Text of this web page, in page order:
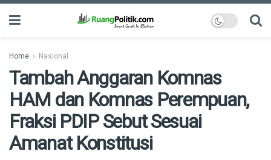
Home Nasional
Tambah Anggaran Komnas
HAM dan Komnas Perempuan,
Fraksi PDIP Sebut Sesuai
Amanat Konstitusi